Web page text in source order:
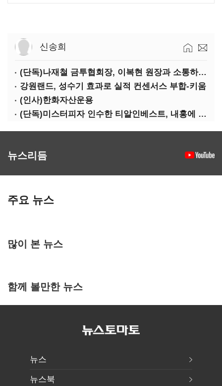
신송희
(단독)나재철 금투협회장, 이복현 원장과 소통하는 사이?
강원랜드, 성수기 효과로 실적 컨센서스 부합-키움
(인사)한화자산운용
(단독)미스터피자 인수한 티알인베스트, 내홍에 무너진 멜파스 인수전 참여
뉴스리듬
주요 뉴스
많이 본 뉴스
함께 볼만한 뉴스
뉴스
뉴스북